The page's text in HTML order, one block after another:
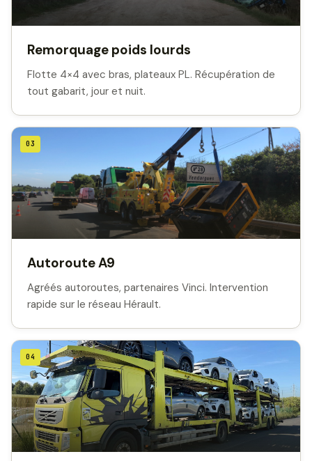
Remorquage poids lourds
Flotte 4×4 avec bras, plateaux PL. Récupération de
tout gabarit, jour et nuit.
03
Autoroute A9
Agréés autoroutes, partenaires Vinci. Intervention
rapide sur le réseau Hérault.
04